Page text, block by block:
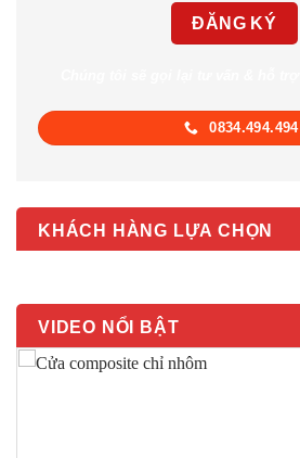
0834.494.494
KHÁCH HÀNG LỰA CHỌN
VIDEO NỔI BẬT